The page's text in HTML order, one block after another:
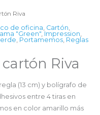
Riva
de oficina, Cartón,
"Green", Impression,
, Portamemos, Reglas
Riva
(13 cm) y bolígrafo de
entre 4 tiras en
en color amarillo más